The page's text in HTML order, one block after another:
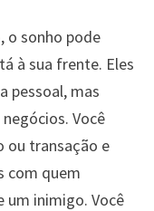
o sonho pode
à sua frente. Eles
pessoal, mas
Você
ou transação e
com quem
um inimigo. Você